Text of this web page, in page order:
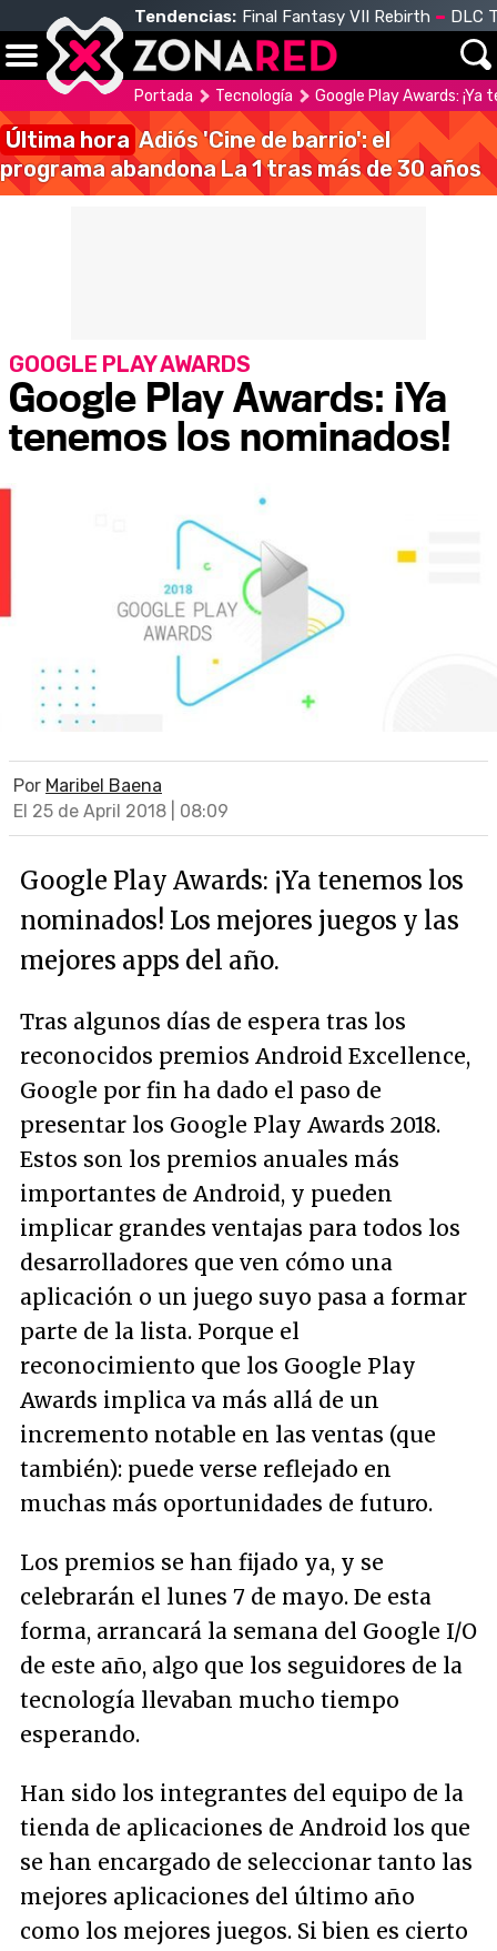
Tendencias: Final Fantasy VII Rebirth DLC
Portada Tecnología Google Play Awards: ¡Ya
Última hora Adiós 'Cine de barrio': el
programa abandona La 1 tras más de 30 años
Google Play Awards: ¡Ya
tenemos los nominados!
GOOGLE PLAY AWARDS
Por Maribel Baena
El 25 de April 2018 | 08:09
Google Play Awards: ¡Ya tenemos los
nominados! Los mejores juegos y las
mejores apps del año.
Tras algunos días de espera tras los
reconocidos premios Android Excellence,
Google por fin ha dado el paso de
presentar los Google Play Awards 2018.
Estos son los premios anuales más
importantes de Android, y pueden
implicar grandes ventajas para todos los
desarrolladores que ven cómo una
aplicación o un juego suyo pasa a formar
parte de la lista. Porque el
reconocimiento que los Google Play
Awards implica va más allá de un
incremento notable en las ventas (que
también): puede verse reflejado en
muchas más oportunidades de futuro.
Los premios se han fijado ya, y se
celebrarán el lunes 7 de mayo. De esta
forma, arrancará la semana del Google I/O
de este año, algo que los seguidores de la
tecnología llevaban mucho tiempo
esperando.
Han sido los integrantes del equipo de la
tienda de aplicaciones de Android los que
se han encargado de seleccionar tanto las
mejores aplicaciones del último año
como los mejores juegos. Si bien es cierto